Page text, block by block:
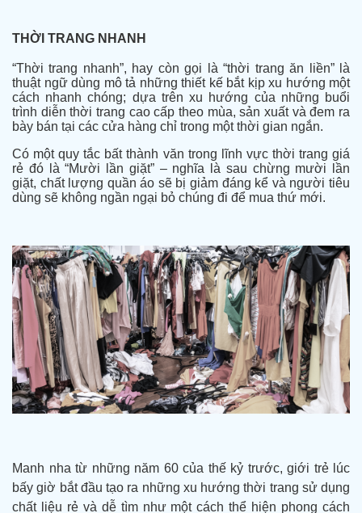
THỜI TRANG NHANH
“Thời trang nhanh”, hay còn gọi là “thời trang ăn liền” là
thuật ngữ dùng mô tả những thiết kế bắt kịp xu hướng một
cách nhanh chóng; dựa trên xu hướng của những buổi
trình diễn thời trang cao cấp theo mùa, sản xuất và đem ra
bày bán tại các cửa hàng chỉ trong một thời gian ngắn.
Có một quy tắc bất thành văn trong lĩnh vực thời trang giá
rẻ đó là “Mười lần giặt” – nghĩa là sau chừng mười lần
giặt, chất lượng quần áo sẽ bị giảm đáng kể và người tiêu
dùng sẽ không ngần ngại bỏ chúng đi để mua thứ mới.
Manh nha từ những năm 60 của thế kỷ trước, giới trẻ lúc
bấy giờ bắt đầu tạo ra những xu hướng thời trang sử dụng
chất liệu rẻ và dễ tìm như một cách thể hiện phong cách